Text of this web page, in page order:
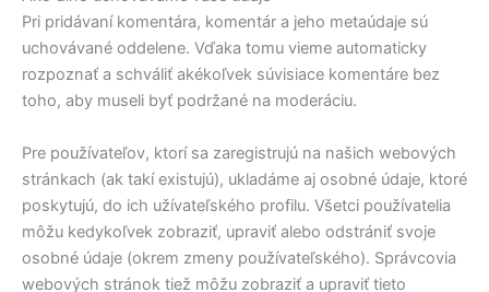
Pri pridávaní komentára, komentár a jeho metaúdaje sú
uchovávané oddelene. Vďaka tomu vieme automaticky
rozpoznať a schváliť akékoľvek súvisiace komentáre bez
toho, aby museli byť podržané na moderáciu.
Pre používateľov, ktorí sa zaregistrujú na našich webových
stránkach (ak takí existujú), ukladáme aj osobné údaje, ktoré
poskytujú, do ich užívateľského profilu. Všetci používatelia
môžu kedykoľvek zobraziť, upraviť alebo odstrániť svoje
osobné údaje (okrem zmeny používateľského). Správcovia
webových stránok tiež môžu zobraziť a upraviť tieto